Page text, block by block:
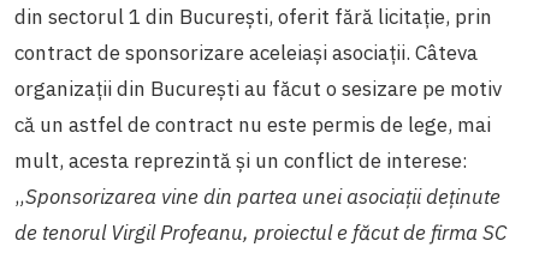
din sectorul 1 din București, oferit fără licitație, prin
contract de sponsorizare aceleiași asociații. Câteva
organizații din București au făcut o sesizare pe motiv
că un astfel de contract nu este permis de lege, mai
mult, acesta reprezintă și un conflict de interese:
„Sponsorizarea vine din partea unei asociații deținute
de tenorul Virgil Profeanu, proiectul e făcut de firma SC